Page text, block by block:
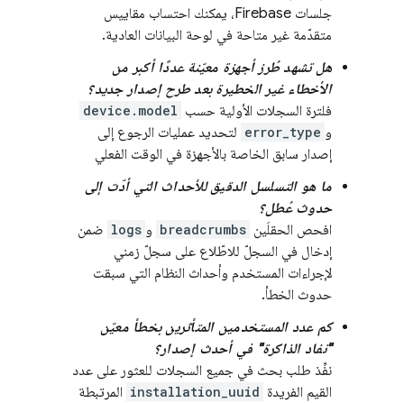
جلسات Firebase، يمكنك احتساب مقاييس
متقدّمة غير متاحة في لوحة البيانات العادية.
هل تشهد طُرز أجهزة معيّنة عددًا أكبر من
الأخطاء غير الخطيرة بعد طرح إصدار جديد؟
فلترة السجلات الأولية حسب device.model
و error_type لتحديد عمليات الرجوع إلى
إصدار سابق الخاصة بالأجهزة في الوقت الفعلي
ما هو التسلسل الدقيق للأحداث التي أدّت إلى
حدوث عُطل؟
افحص الحقلَين breadcrumbs و logs ضمن
إدخال في السجلّ للاطّلاع على سجلّ زمني
لإجراءات المستخدم وأحداث النظام التي سبقت
حدوث الخطأ.
كم عدد المستخدمين المتأثرين بخطأ معيّن
"نفاد الذاكرة" في أحدث إصدار؟
نفِّذ طلب بحث في جميع السجلات للعثور على عدد
القيم الفريدة installation_uuid المرتبطة